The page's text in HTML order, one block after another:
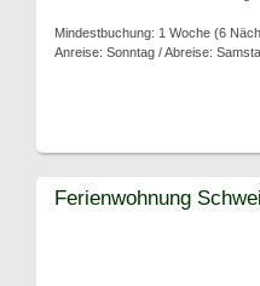
Mindestbuchung: 1 Woche (6
Anreise: Sonntag / Abreise:
Ferienwohnung